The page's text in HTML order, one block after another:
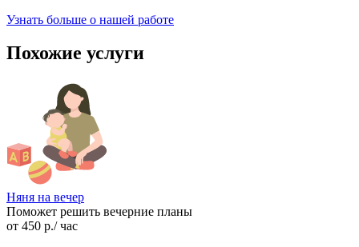
Узнать больше о нашей работе
Похожие услуги
Няня на вечер
Поможет решить вечерние планы
от 450 р./ час